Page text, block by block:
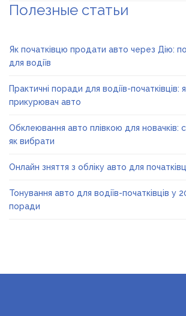
Полезные статьи
Як початківцю продати авто через Дію:
для водіїв
Практичні поради для водіїв-початківців:
прикурювач авто
Обклеювання авто плівкою для новачків:
як вибрати
Онлайн зняття з обліку авто для
Тонування авто для водіїв-початківців у
поради